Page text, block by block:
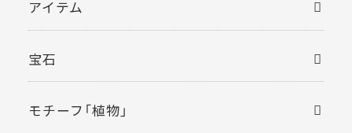
アイテム
宝石
モチーフ「植物」